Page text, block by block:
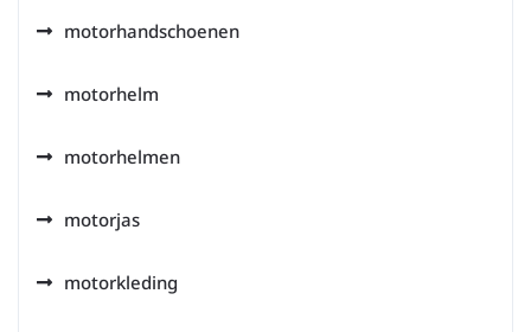
motorhandschoenen
motorhelm
motorhelmen
motorjas
motorkleding